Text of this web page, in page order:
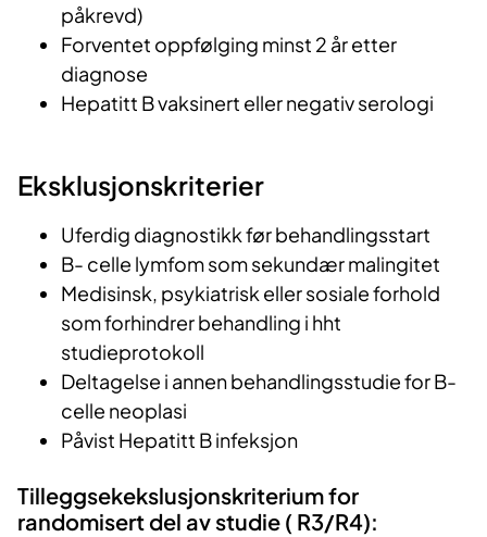
påkrevd)
Forventet oppfølging minst 2 år etter
diagnose
Hepatitt B vaksinert eller negativ serologi
Eksklusjonskriterier
Uferdig diagnostikk før behandlingsstart
B- celle lymfom som sekundær malingitet
Medisinsk, psykiatrisk eller sosiale forhold
som forhindrer behandling i hht
studieprotokoll
Deltagelse i annen behandlingsstudie for B-
celle neoplasi
Påvist Hepatitt B infeksjon
Tilleggsekekslusjonskriterium for
randomisert del av studie ( R3/R4):